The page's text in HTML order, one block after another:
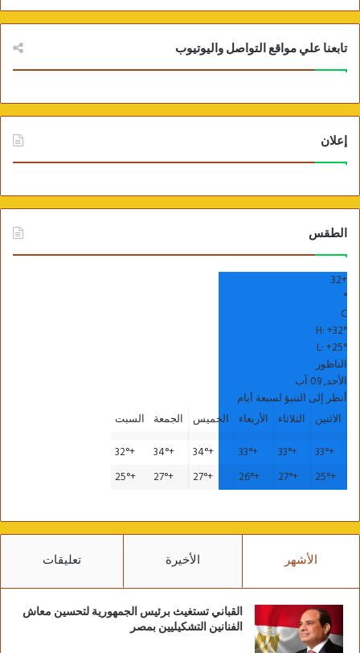
تابعنا علي مواقع التواصل واليوتيوب
إعلان
الطقس
+
32
°
C
H:+32°
L:+25°
الناظور
الأحد, 09 آب
أنظر إلى التنبؤ لسبعة أيام
الاثنين
الثلاثاء الأربعاء الخميس الجمعة
السبت
+
33°
+
33°
+
33°
+
34°
+
34°
+
32°
+
25°
+
27°
+
26°
+
27°
+
27°
+
25°
الأشهر الأخيرة تعليقات
القباني تستغيث برئيس الجمهورية لتحسين معاش
الفنانين التشكيليين بمصر